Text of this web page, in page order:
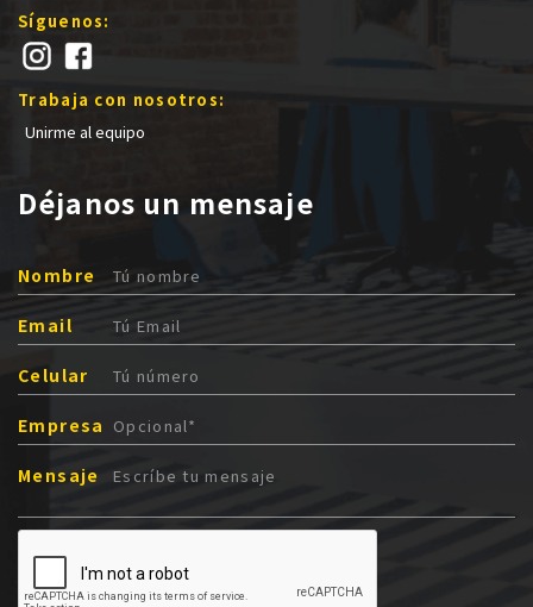
Síguenos:
Trabaja con nosotros:
Unirme al equipo
Déjanos un mensaje
Nombre
Email
Celular
Empresa
Mensaje